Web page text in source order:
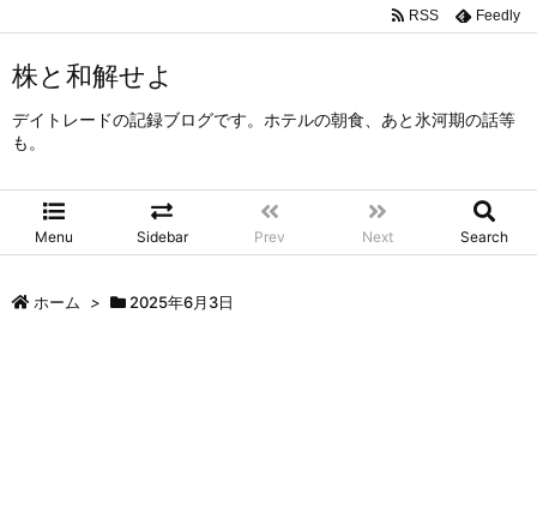
株と和解せよ
デイトレードの記録ブログです。ホテルの朝食、あと氷河期の話等
も。
Menu Sidebar Prev Next Search
RSS Feedly
ホーム > 2025年6月3日